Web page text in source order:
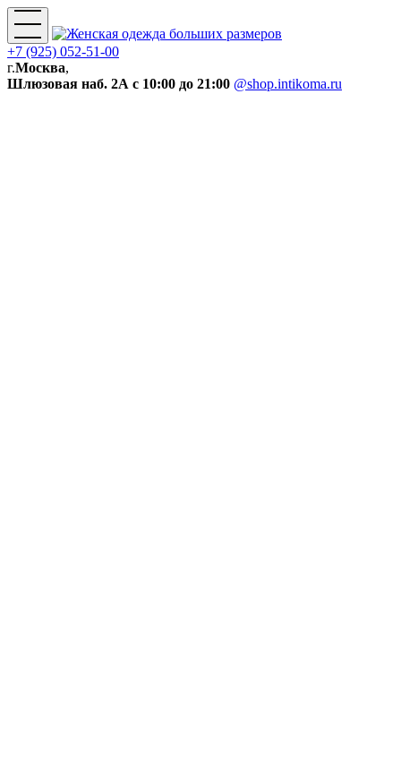
+7 (925) 052-51-00
г.Москва,
Шлюзовая наб. 2А с 10:00 до 21:00 @shop.intikoma.ru